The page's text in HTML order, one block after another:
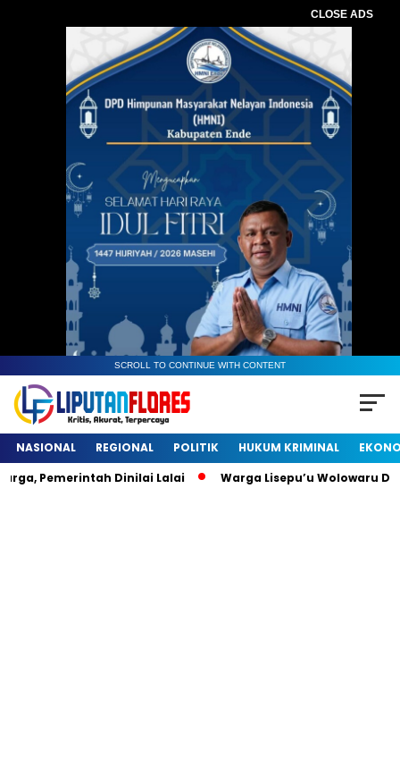
CLOSE ADS
SCROLL TO CONTINUE WITH CONTENT
NASIONAL REGIONAL POLITIK HUKUM KRIMINAL
Pemerintah Dinilai Lalai
Warga Lisepu’u Wolowaru